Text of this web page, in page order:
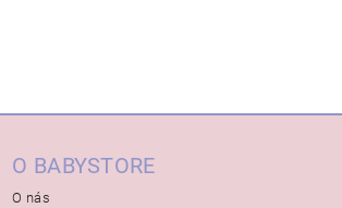
O BABYSTORE
O nás